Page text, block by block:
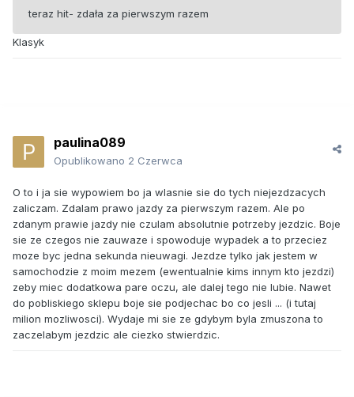
teraz hit- zdała za pierwszym razem
Klasyk
paulina089
Opublikowano 2 Czerwca
O to i ja sie wypowiem bo ja wlasnie sie do tych niejezdzacych
zaliczam. Zdalam prawo jazdy za pierwszym razem. Ale po
zdanym prawie jazdy nie czulam absolutnie potrzeby jezdzic. Boje
sie ze czegos nie zauwaze i spowoduje wypadek a to przeciez
moze byc jedna sekunda nieuwagi. Jezdze tylko jak jestem w
samochodzie z moim mezem (ewentualnie kims innym kto jezdzi)
zeby miec dodatkowa pare oczu, ale dalej tego nie lubie. Nawet
do pobliskiego sklepu boje sie podjechac bo co jesli ... (i tutaj
milion mozliwosci). Wydaje mi sie ze gdybym byla zmuszona to
zaczelabym jezdzic ale ciezko stwierdzic.